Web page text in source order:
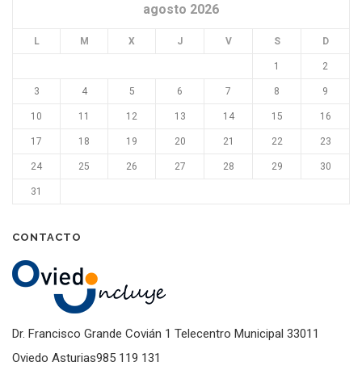
agosto 2026
L M X J V S D
1 2
3 4 5 6 7 8 9
10 11 12 13 14 15 16
17 18 19 20 21 22 23
24 25 26 27 28 29 30
31
CONTACTO
Dr. Francisco Grande Covián 1 Telecentro Municipal 33011
Oviedo Asturias985 119 131